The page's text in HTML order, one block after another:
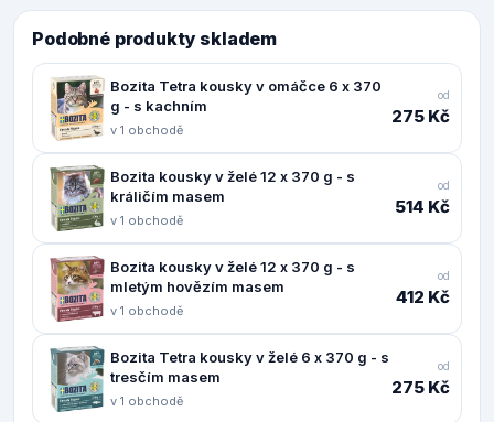
Podobné produkty skladem
Bozita Tetra kousky v omáčce 6 x 370
g - s kachním
v 1 obchodě
od
275 Kč
Bozita kousky v želé 12 x 370 g - s
králičím masem
v 1 obchodě
od
514 Kč
Bozita kousky v želé 12 x 370 g - s
mletým hovězím masem
v 1 obchodě
od
412 Kč
Bozita Tetra kousky v želé 6 x 370 g - s
tresčím masem
v 1 obchodě
od
275 Kč